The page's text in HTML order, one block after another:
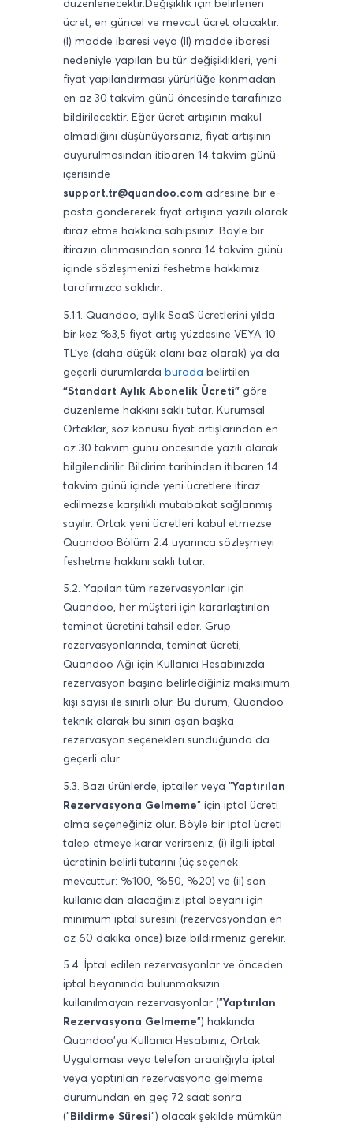
düzenlenecektir.Değişiklik için belirlenen
ücret, en güncel ve mevcut ücret olacaktır.
(I) madde ibaresi veya (II) madde ibaresi
nedeniyle yapılan bu tür değişiklikleri, yeni
fiyat yapılandırması yürürlüğe konmadan
en az 30 takvim günü öncesinde tarafınıza
bildirilecektir. Eğer ücret artışının makul
olmadığını düşünüyorsanız, fiyat artışının
duyurulmasından itibaren 14 takvim günü
içerisinde
support.tr@quandoo.com adresine bir e-
posta göndererek fiyat artışına yazılı olarak
itiraz etme hakkına sahipsiniz. Böyle bir
itirazın alınmasından sonra 14 takvim günü
içinde sözleşmenizi feshetme hakkımız
tarafımızca saklıdır.
5.1.1. Quandoo, aylık SaaS ücretlerini yılda
bir kez %3,5 fiyat artış yüzdesine VEYA 10
TL’ye (daha düşük olanı baz olarak) ya da
geçerli durumlarda burada belirtilen
“Standart Aylık Abonelik Ücreti” göre
düzenleme hakkını saklı tutar. Kurumsal
Ortaklar, söz konusu fiyat artışlarından en
az 30 takvim günü öncesinde yazılı olarak
bilgilendirilir. Bildirim tarihinden itibaren 14
takvim günü içinde yeni ücretlere itiraz
edilmezse karşılıklı mutabakat sağlanmış
sayılır. Ortak yeni ücretleri kabul etmezse
Quandoo Bölüm 2.4 uyarınca sözleşmeyi
feshetme hakkını saklı tutar.
5.2. Yapılan tüm rezervasyonlar için
Quandoo, her müşteri için kararlaştırılan
teminat ücretini tahsil eder. Grup
rezervasyonlarında, teminat ücreti,
Quandoo Ağı için Kullanıcı Hesabınızda
rezervasyon başına belirlediğiniz maksimum
kişi sayısı ile sınırlı olur. Bu durum, Quandoo
teknik olarak bu sınırı aşan başka
rezervasyon seçenekleri sunduğunda da
geçerli olur.
5.3. Bazı ürünlerde, iptaller veya "Yaptırılan
Rezervasyona Gelmeme" için iptal ücreti
alma seçeneğiniz olur. Böyle bir iptal ücreti
talep etmeye karar verirseniz, (i) ilgili iptal
ücretinin belirli tutarını (üç seçenek
mevcuttur: %100, %50, %20) ve (ii) son
kullanıcıdan alacağınız iptal beyanı için
minimum iptal süresini (rezervasyondan en
az 60 dakika önce) bize bildirmeniz gerekir.
5.4. İptal edilen rezervasyonlar ve önceden
iptal beyanında bulunmaksızın
kullanılmayan rezervasyonlar ("Yaptırılan
Rezervasyona Gelmeme") hakkında
Quandoo'yu Kullanıcı Hesabınız, Ortak
Uygulaması veya telefon aracılığıyla iptal
veya yaptırılan rezervasyona gelmeme
durumundan en geç 72 saat sonra
("Bildirme Süresi") olacak şekilde mümkün